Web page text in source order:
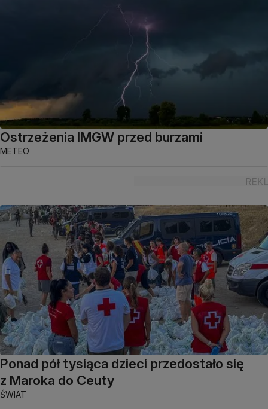
Ostrzeżenia IMGW przed burzami
METEO
Ponad pół tysiąca dzieci przedostało się
z Maroka do Ceuty
ŚWIAT